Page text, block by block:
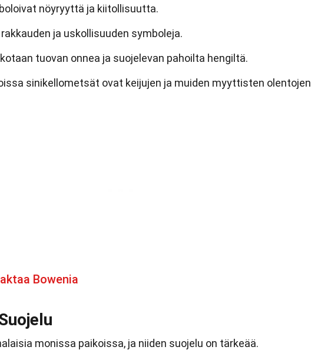
nöyryyttä ja kiitollisuutta.
ja uskollisuuden symboleja.
tuovan onnea ja suojelevan pahoilta hengiltä.
sinikellometsät ovat keijujen ja muiden myyttisten olentojen
Bowenia
monissa paikoissa, ja niiden suojelu on tärkeää.